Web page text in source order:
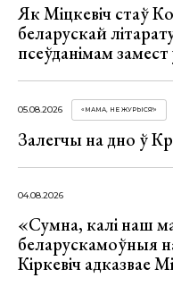
Як Міцкевіч стаў
беларускай
псеўданімам
05.08.2026 «МАМА, НЕ ЖУРЫСЯ!»
Залегчы на дно ў
04.08.2026
«Сумна, калі наш
беларускамоўныя
Кіркевіч адказвае